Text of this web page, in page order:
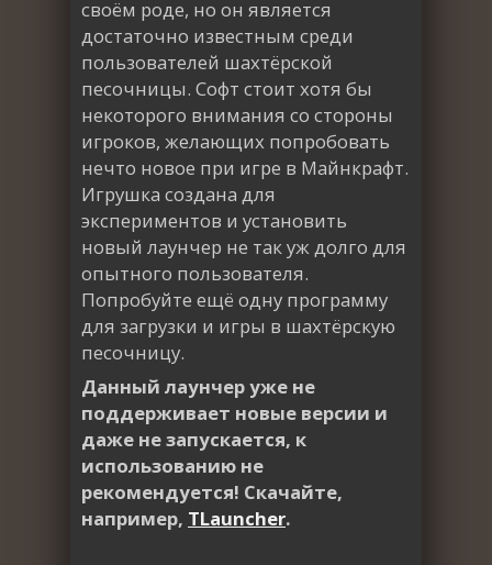
своём роде, но он является
достаточно известным среди
пользователей шахтёрской
песочницы. Софт стоит хотя бы
некоторого внимания со стороны
игроков, желающих попробовать
нечто новое при игре в Майнкрафт.
Игрушка создана для
экспериментов и установить
новый лаунчер не так уж долго для
опытного пользователя.
Попробуйте ещё одну программу
для загрузки и игры в шахтёрскую
песочницу.
Данный лаунчер уже не
поддерживает новые версии и
даже не запускается, к
использованию не
рекомендуется! Скачайте,
например, TLauncher.